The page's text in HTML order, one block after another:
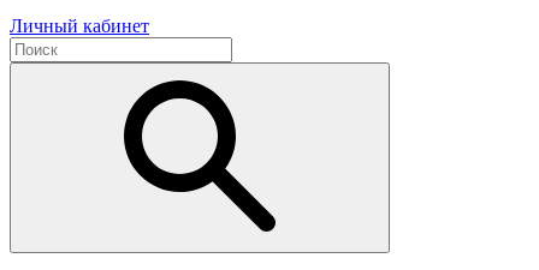
Личный кабинет